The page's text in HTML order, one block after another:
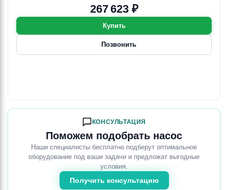
267 623 ₽
Купить
Позвонить
КОНСУЛЬТАЦИЯ
Поможем подобрать насос
Наши специалисты бесплатно подберут оптимальное
оборудование под ваши задачи и предложат выгодные
условия.
Получить консультацию